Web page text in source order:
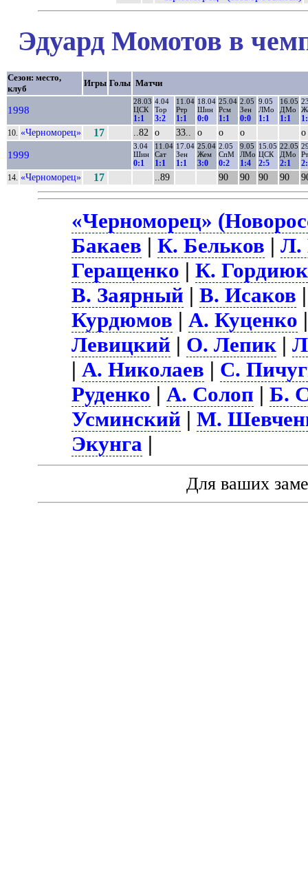
Эдуард Момотов в
Сезон: место,
клуб
Игры Голы Матчи
1998
28.03
ЦСК
1:1
4.04
Тор
3:2
11.04
Ртр
1:1
18.04
Шин
0:0
25.04
Рсм
1:1
2.05
Зен
0:0
9.05
ЛМо
1:1
16.05
ДМо
1:1
10. «Черноморец» 17 ..82 о 33.. о о о о
1999
3.04
Шин
0:1
11.04
Сат
1:1
17.04
Зен
1:1
25.04
Жем
3:0
2.05
СпМ
0:2
9.05
ЛМо
1:4
15.05
ЦСК
2:5
22.05
ДМо
2:1
14. «Черноморец» 17 ..89 90 90 90 90
«Черноморец»
Бакаев |К. Бельков |Л.
Геращенко |К. Гордиюк
В. Заярный |В. Исаков
Курдюмов |А. Куценко
Левицкий | О. Лепик |
|А. Николаев | С.
Руденко |А. Солоп |Б.
Усминский |М.
Экунга |
Для ваших